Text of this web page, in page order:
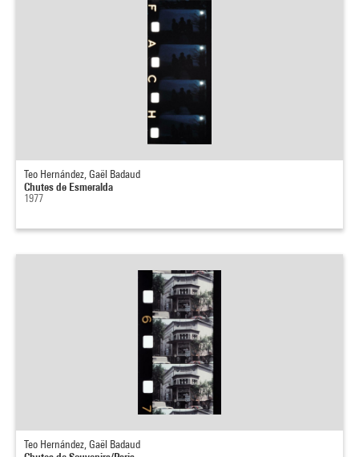
Teo Hernández, Gaël Badaud
Chutes de Esmeralda
1977
Teo Hernández, Gaël Badaud